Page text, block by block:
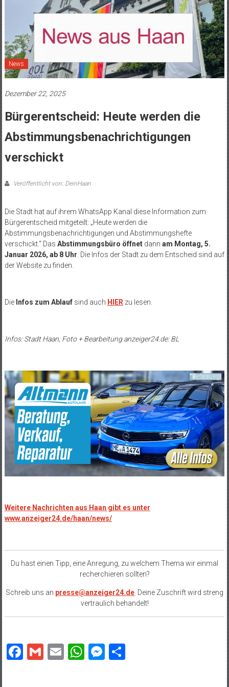
News
Dezember 22, 2025
Bürgerentscheid: Heute werden die
Abstimmungsbenachrichtigungen
verschickt
Veröffentlicht von: DeinHaan
Die Stadt hat auf ihrem WhatsApp Kanal diese Information zum
Bürgerentscheid mitgeteilt: „Heute werden die
Abstimmungsbenachrichtigungen und Abstimmungshefte
verschickt.“ Das Abstimmungsbüro öffnetdann am Montag, 5.
Januar 2026, ab 8 Uhr . Die Infos der Stadt zu dem Entscheid sind auf
der Website zu finden.
Die Infos zum Ablauf sind auch HIER zu lesen.
Infos: Stadt Haan, Foto + Bearbeitung anzeiger24.de: BL
Weitere Nachrichten aus Haan gibt es unter
www.anzeiger24.de/haan/news/
Du hast einen Tipp, eine Anregung, zu welchem Thema wir einmal
recherchieren sollten?
Schreib uns an presse@anzeiger24.de. Deine Zuschrift wird streng
vertraulich behandelt!
Facebook
GmailEmailWhatsApp
Messenger